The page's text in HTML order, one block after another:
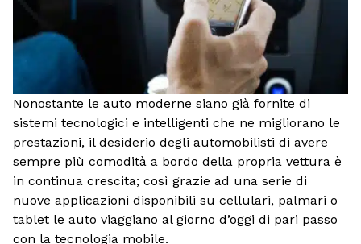
Nonostante le auto moderne siano già fornite di
sistemi tecnologici e intelligenti che ne migliorano le
prestazioni, il desiderio degli automobilisti di avere
sempre più comodità a bordo della propria vettura è
in continua crescita; così grazie ad una serie di
nuove applicazioni disponibili su cellulari, palmari o
tablet le auto viaggiano al giorno d’oggi di pari passo
con la tecnologia mobile.